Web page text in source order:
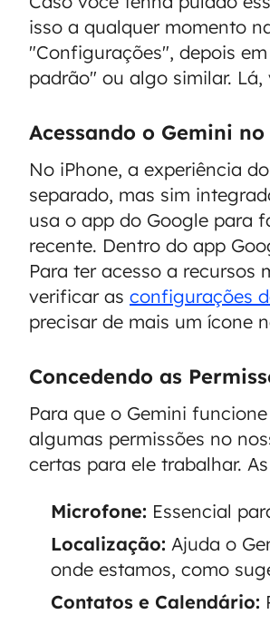
isso a qualquer momento
"Configurações", depois
padrão" ou algo similar.
Acessando o Gemini
No iPhone, a experiência
separado, mas sim
usa o app do Google para
recente. Dentro do app
Para ter acesso a recursos
verificar as configurações
precisar de mais um ícone
Concedendo as
Para que o Gemini
algumas permissões no
certas para ele trabalhar.
Microfone: Essencial
Localização: Ajuda o
onde estamos, como
Contatos e Calendário: